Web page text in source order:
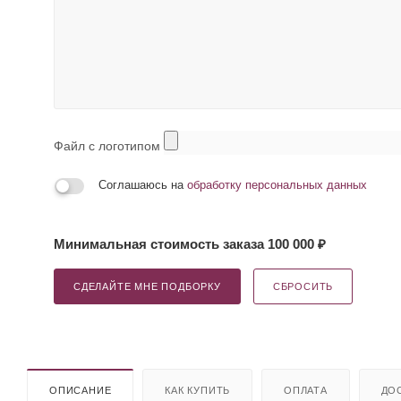
Файл с логотипом
Соглашаюсь на обработку персональных данных
Минимальная стоимость заказа 100 000 ₽
СДЕЛАЙТЕ МНЕ ПОДБОРКУ СБРОСИТЬ
ОПИСАНИЕ КАК КУПИТЬ ОПЛАТА